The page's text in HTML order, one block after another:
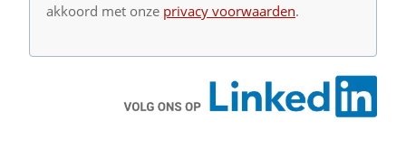
akkoord met onze privacy voorwaarden.